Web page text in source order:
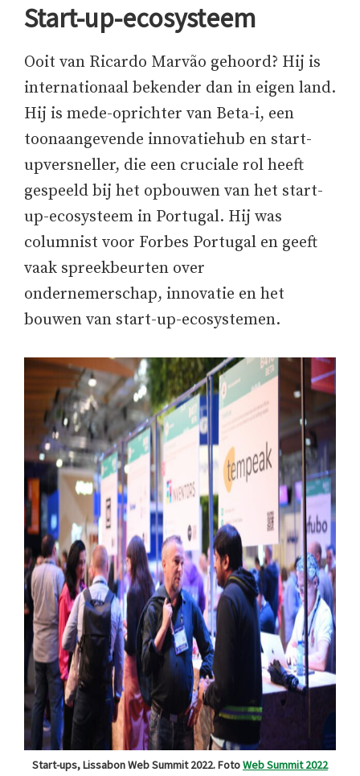
Start-up-ecosysteem
Ooit van Ricardo Marvão gehoord? Hij is
internationaal bekender dan in eigen land.
Hij is mede-oprichter van Beta-i, een
toonaangevende innovatiehub en start-
upversneller, die een cruciale rol heeft
gespeeld bij het opbouwen van het start-
up-ecosysteem in Portugal. Hij was
columnist voor Forbes Portugal en geeft
vaak spreekbeurten over
ondernemerschap, innovatie en het
bouwen van start-up-ecosystemen.
Start-ups, Lissabon Web Summit 2022. FotoWeb Summit 2022